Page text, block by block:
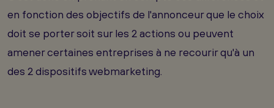
en fonction des objectifs de l'annonceur que le choix
doit se porter soit sur les 2 actions ou peuvent
amener certaines entreprises à ne recourir qu'à un
des 2 dispositifs webmarketing.